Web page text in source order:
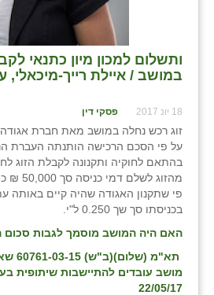
ותשלום למכון מיון כתנאי
במושב / איילת רייך-מיכאלי,
18 יונ 2017 פסקי דין
זוג רכש נחלה במושב מאת חברת
על פי הסכם הרכישה הותנתה העברת
בהתאם לחוקיה ותקנונה לקבלת הזוג
מהזוג
פי שתקנון האגודה שהיה קיים באותה
בכניסתו סך שך 0.250 ל"י.
האם היה המושב מוסמך לגבות סכום
תא"מ
מושב עובדים להתיישבות שיתופית
22/05/17